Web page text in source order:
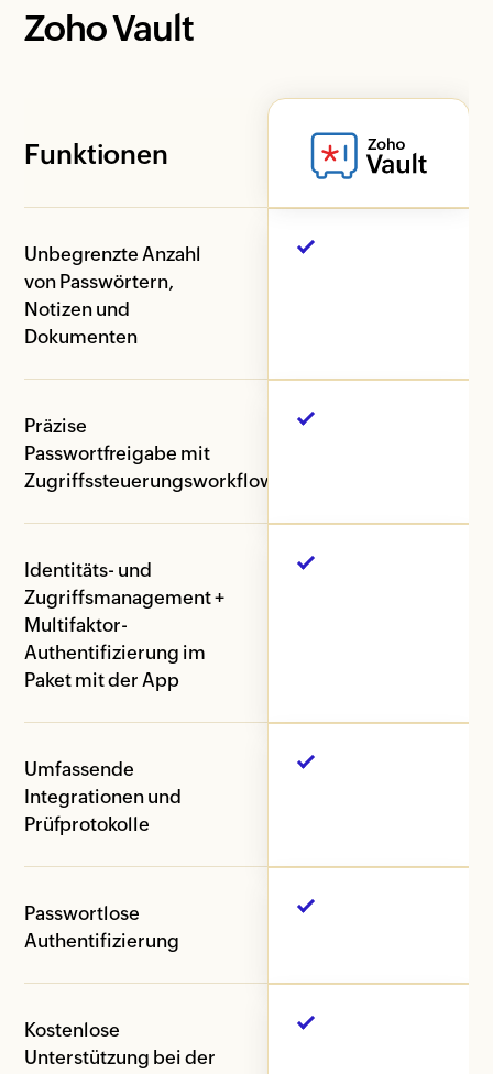
Zoho Vault
Funktionen
Unbegrenzte Anzahl
von Passwörtern,
Notizen und
Dokumenten
Präzise
Passwortfreigabe mit
Zugriffssteuerungsworkflow
Identitäts- und
Zugriffsmanagement +
Multifaktor-
Authentifizierung im
Paket mit der App
Umfassende
Integrationen und
Prüfprotokolle
Passwortlose
Authentifizierung
Kostenlose
Unterstützung bei der